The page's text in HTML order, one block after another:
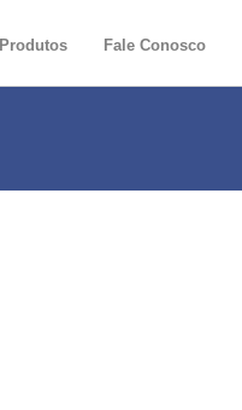
Produtos Fale Conosco